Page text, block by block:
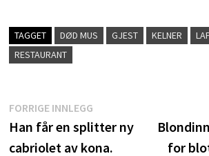
TAGGET DØD MUS GJEST KELNER
RESTAURANT
Innleggsnavigasjon
FORRIGE INNLEGGForrige
innlegg:
Han får en splitter ny
cabriolet av kona.
for